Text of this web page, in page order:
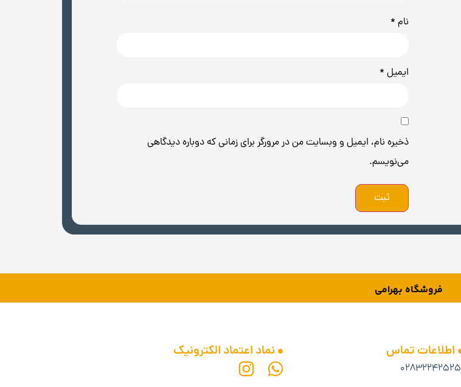
نام *
ایمیل *
ذخیره نام، ایمیل و وبسایت من در مرورگر برای زمانی که دوباره دیدگاهی
می‌نویسم.
فروشگاه بهرامی
اطلاعات تماس
۰۲۸۳۲۲۴۲۵۲۵
نماد اعتماد الکترونیک